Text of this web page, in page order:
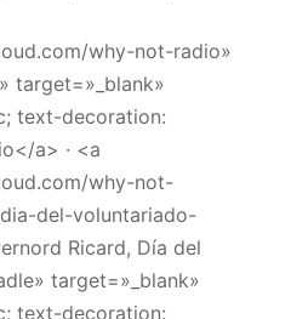
why-not-radio»
target=»_blank»
text-decoration:
a> · <a
why-not-
del-voluntariado-
Ricard, Día del
target=»_blank»
text-decoration: